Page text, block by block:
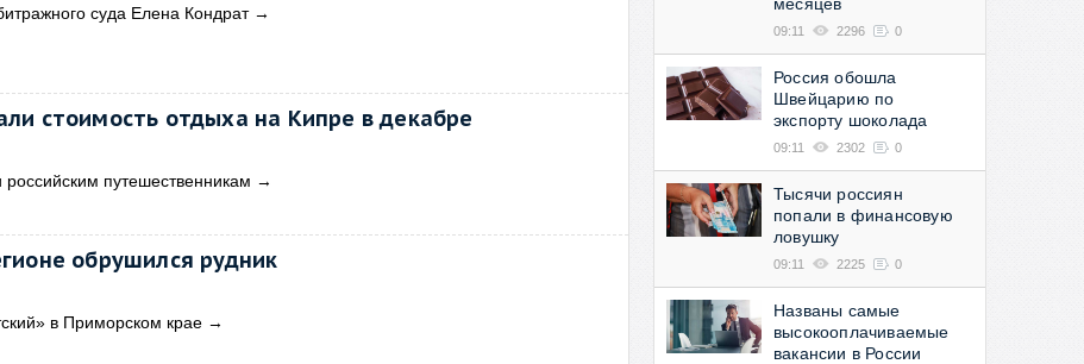
суда Елена Кондрат→
стоимость отдыха на Кипре в декабре
путешественникам →
обрушился рудник
в Приморском крае →
09:11 2296 0
Россия обошла
Швейцарию по
экспорту шоколада
09:11 2302 0
Тысячи россиян
попали в финансовую
ловушку
09:11 2225 0
Названы самые
высокооплачиваемые
вакансии в России